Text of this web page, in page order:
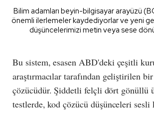
Bilim adamları beyin-bilgisayar arayüzü
önemli ilerlemeler kaydediyorlar ve yeni
düşüncelerimizi metin veya sese
Bu sistem, esasen ABD'deki çeşitli
araştırmacılar tarafından geliştirilen
çözücüdür. Şiddetli felçli dört gönüllü
testlerde, kod çözücü düşünceleri sesli